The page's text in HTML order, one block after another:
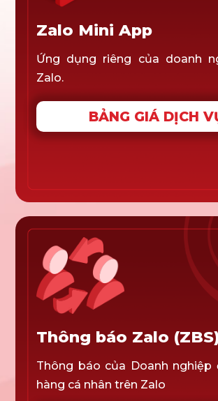
Zalo Mini App
Ứng dụng riêng của doanh
Zalo.
BẢNG GIÁ DỊCH
Thông báo Zalo
Thông báo của Doanh nghiệp
hàng cá nhân trên Zalo